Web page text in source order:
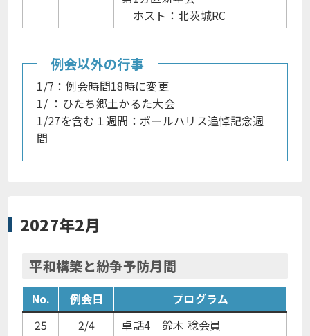
ホスト：北茨城RC
例会以外の行事
1/7：例会時間18時に変更
1/ ：ひたち郷土かるた大会
1/27を含む１週間：ポールハリス追悼記念週
間
2027年2月
平和構築と紛争予防月間
No. 例会日
プログラム
25
2/4
卓話4 鈴木 稔会員